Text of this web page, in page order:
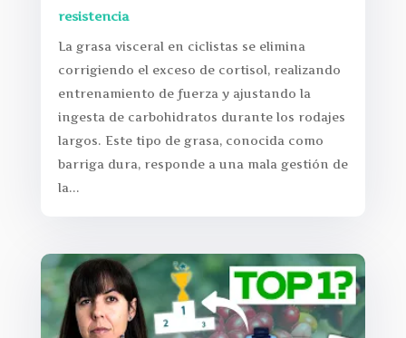
resistencia
La grasa visceral en ciclistas se elimina
corrigiendo el exceso de cortisol, realizando
entrenamiento de fuerza y ajustando la
ingesta de carbohidratos durante los rodajes
largos. Este tipo de grasa, conocida como
barriga dura, responde a una mala gestión de
la...